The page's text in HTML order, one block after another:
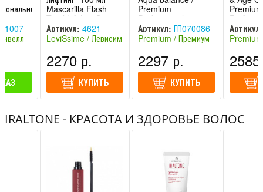
Mascarilla Flash
Total Lift LeviSsime /
Левиссим
Артикул: 4621
LeviSsime / Левисим
2270 р.
КУПИТЬ
Premium
Professional
Артикул: ГП070086
Premium / Премиум
2297 р.
КУПИТЬ
Premium
Артикул:
IRALTONE - КРАСОТА И ЗДОРОВЬЕ ВОЛОС